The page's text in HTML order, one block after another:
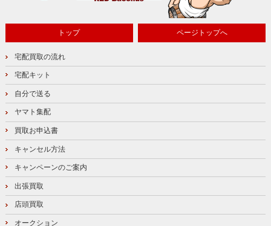
トップ ページトップへ
宅配買取の流れ
宅配キット
自分で送る
ヤマト集配
買取お申込書
キャンセル方法
キャンペーンのご案内
出張買取
店頭買取
オークション